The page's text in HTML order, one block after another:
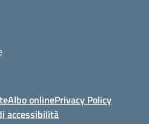
Albo onlinePrivacy Policy
accessibilità